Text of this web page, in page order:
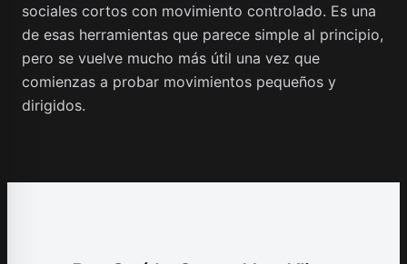
sociales cortos con movimiento controlado. Es una
de esas herramientas que parece simple al principio,
pero se vuelve mucho más útil una vez que
comienzas a probar movimientos pequeños y
dirigidos.